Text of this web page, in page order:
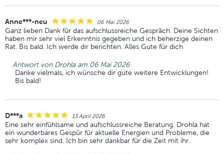
Anne***-neu 06 Mai 2026
Ganz lieben Dank für das aufschlussreiche Gespräch. Deine Sichten
haben mir sehr viel Erkenntnis gegeben und ich beherzige deinen
Rat. Bis bald. Ich werde dir berichten. Alles Gute für dich
Antwort von Drohla am 06 Mai 2026
Danke vielmals, ich wünsche dir gute weitere Entwicklungen!
Bis bald!
D***a 13 April 2026
Eine sehr einfühlsame und aufschlussreiche Beratung. Drohla hat
ein wunderbares Gespür für aktuelle Energien und Probleme, die
sehr komplex sind. Ich bin sehr dankbar für die Zeit mit ihr.